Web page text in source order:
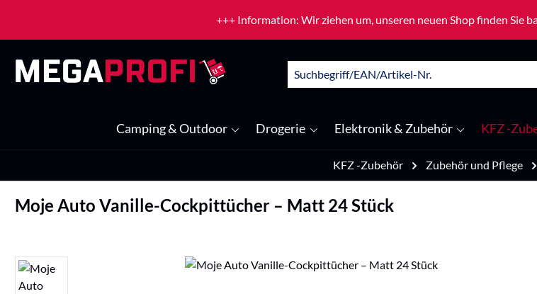
+++ Information: Wir ziehen um, unseren neuen Shop finden Sie
Camping & Outdoor Drogerie Elektronik & Zubehör KFZ -
KFZ -Zubehör Zubehör und Pflege
Moje Auto Vanille-Cockpittücher – Matt 24 Stück
Bildergalerie überspringen